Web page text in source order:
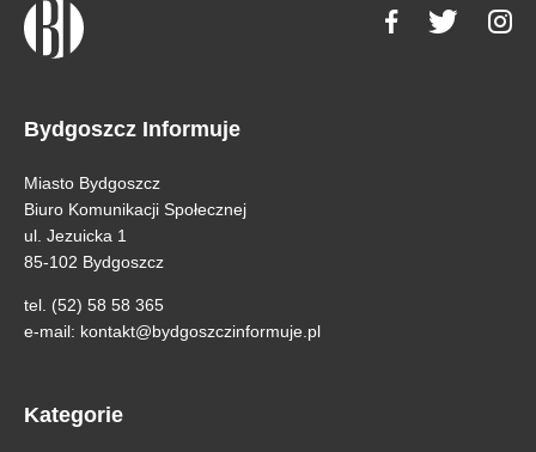
Bydgoszcz Informuje
Miasto Bydgoszcz
Biuro Komunikacji Społecznej
ul. Jezuicka 1
85-102 Bydgoszcz
tel. (52) 58 58 365
e-mail: kontakt@bydgoszczinformuje.pl
Kategorie